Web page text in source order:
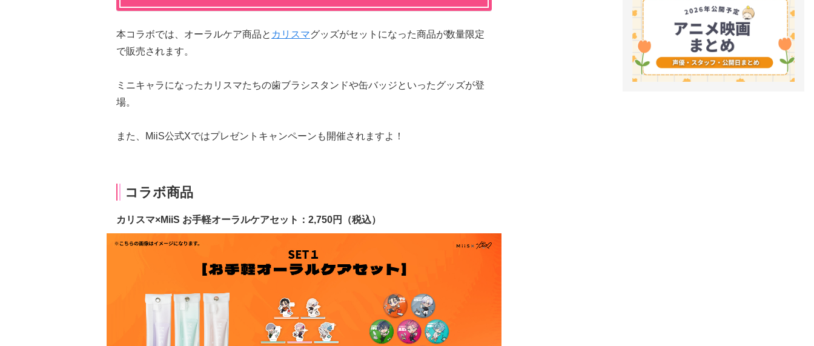
本コラボでは、オーラルケア商品と カリスマグッズがセットになった商品が数量限定
で販売されます。
ミニキャラになったカリスマたちの歯ブラシスタンドや缶バッジといったグッズが登
場。
また、MiiS公式Xではプレゼントキャンペーンも開催されますよ！
コラボ商品
カリスマ×MiiS お手軽オーラルケアセット：2,750円（税込）